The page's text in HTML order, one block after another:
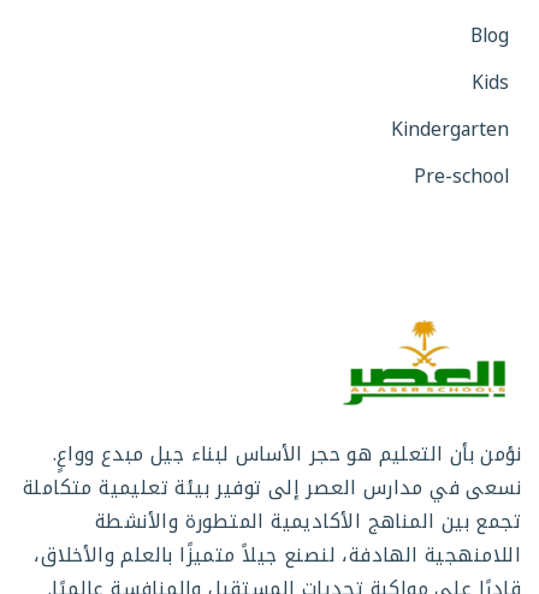
Blog
Kids
Kindergarten
Pre-school
نؤمن بأن التعليم هو حجر الأساس لبناء جيل مبدع وواعٍ.
نسعى في مدارس العصر إلى توفير بيئة تعليمية متكاملة
تجمع بين المناهج الأكاديمية المتطورة والأنشطة
اللامنهجية الهادفة، لنصنع جيلاً متميزًا بالعلم والأخلاق،